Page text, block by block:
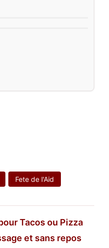
Fete de l'Aid
Tacos ou Pizza
et sans repos